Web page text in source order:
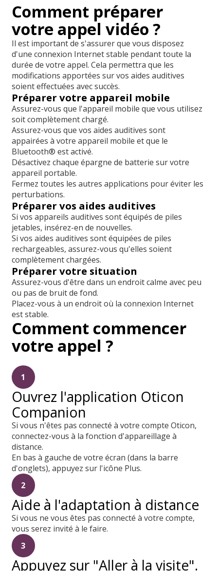
Comment préparer
votre appel vidéo ?
Il est important de s'assurer que vous disposez
d'une connexion Internet stable pendant toute la
durée de votre appel. Cela permettra que les
modifications apportées sur vos aides auditives
soient effectuées avec succès.
Préparer votre appareil mobile
Assurez-vous que l'appareil mobile que vous utilisez
soit complètement chargé.
Assurez-vous que vos aides auditives sont
appairées à votre appareil mobile et que le
Bluetooth® est activé.
Désactivez chaque épargne de batterie sur votre
appareil portable.
Fermez toutes les autres applications pour éviter les
perturbations.
Préparer vos aides auditives
Si vos appareils auditives sont équipés de piles
jetables, insérez-en de nouvelles.
Si vos aides auditives sont équipées de piles
rechargeables, assurez-vous qu'elles soient
complètement chargées.
Préparer votre situation
Assurez-vous d'être dans un endroit calme avec peu
ou pas de bruit de fond.
Placez-vous à un endroit où la connexion Internet
est stable.
Comment commencer
votre appel ?
1
Ouvrez l'application Oticon
Companion
Si vous n'êtes pas connecté à votre compte Oticon,
connectez-vous à la fonction d'appareillage à
distance.
En bas à gauche de votre écran (dans la barre
d'onglets), appuyez sur l'icône Plus.
2
Aide à l'adaptation à distance
Si vous ne vous êtes pas connecté à votre compte,
vous serez invité à le faire.
3
Appuyez sur "Aller à la visite".